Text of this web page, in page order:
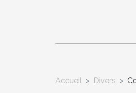
Accueil Divers